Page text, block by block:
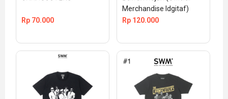
Rp 70.000
Merchandise Idgitaf)
Rp 120.000